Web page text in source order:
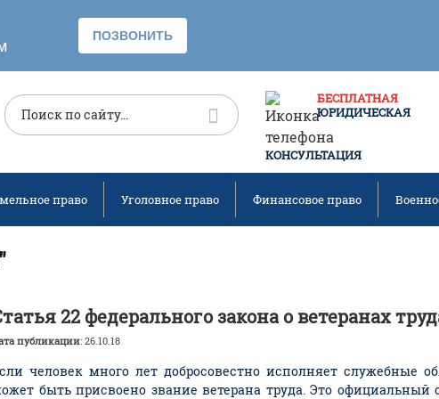
БЕСПЛАТНАЯ
ЮРИДИЧЕСКАЯ
КОНСУЛЬТАЦИЯ
право Уголовное право Финансовое право
22 федерального закона о ветеранах
публикации: 26.10.18
человек много лет добросовестно исполняет служебные
быть присвоено звание ветерана труда. Это официальный